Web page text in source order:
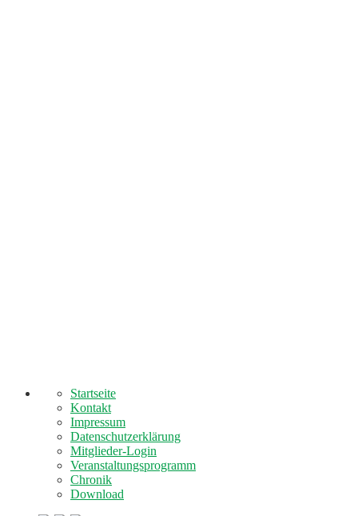
Startseite
Kontakt
Impressum
Datenschutzerklärung
Mitglieder-Login
Veranstaltungsprogramm
Chronik
Download